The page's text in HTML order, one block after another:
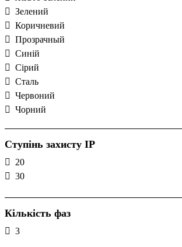
41
425
45
5
51
57
6,3
60
63
76
Зелений
Коричневий
Прозрачный
Синій
Сірий
Сталь
Червоний
Чорний
Ступінь захисту IP
20
30
Кількість фаз
3